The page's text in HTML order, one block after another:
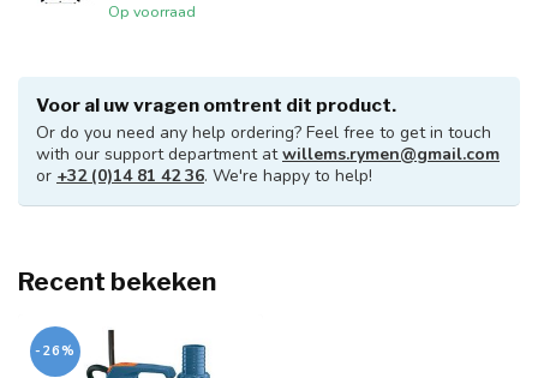
Op voorraad
Voor al uw vragen omtrent dit product.
Or do you need any help ordering? Feel free to get in touch
with our support department atwillems.rymen@gmail.com
or +32 (0)14 81 42 36. We're happy to help!
Recent bekeken
-26%